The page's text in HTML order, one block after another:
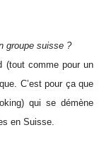
groupe suisse ?
(tout comme pour un
C’est pour ça que
qui se démène
en Suisse.